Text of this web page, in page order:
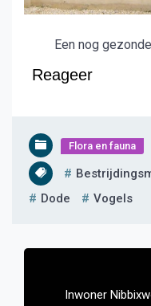
Een nog
Reageer
Flora en fauna
Dode
Vogels
Bericht
Inwoner